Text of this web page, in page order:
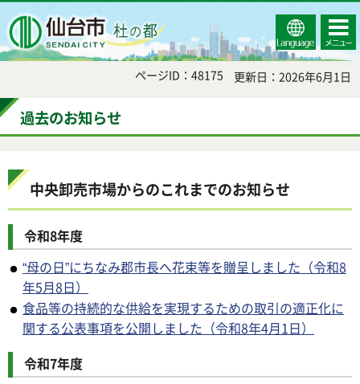
Select
Language
コンテ
ンツメ
ニュー
ページID：48175 更新日：2026年6月1日
過去のお知らせ
中央卸売市場からのこれまでのお知らせ
令和8年度
“母の日”にちなみ郡市長へ花束等を贈呈しました（令和8
年5月8日）
食品等の持続的な供給を実現するための取引の適正化に
関する公表事項を公開しました（令和8年4月1日）
令和7年度